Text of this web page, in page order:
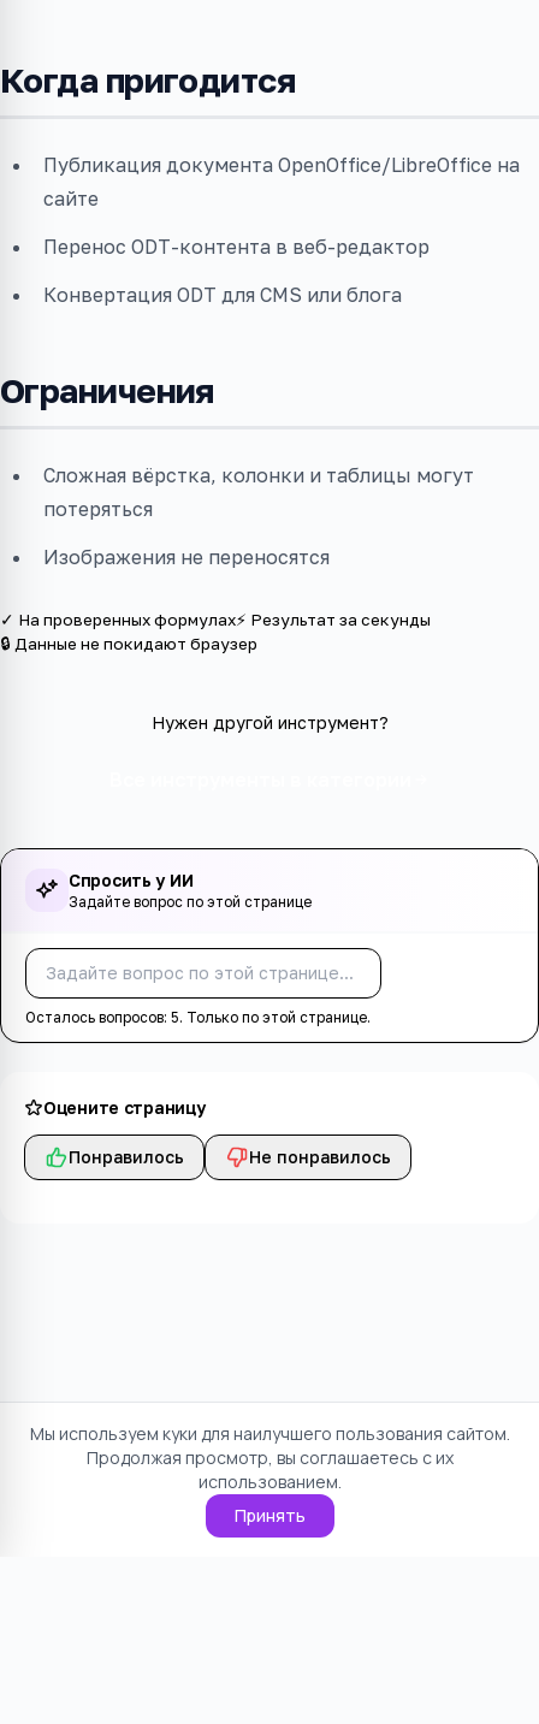
Когда пригодится
Публикация документа OpenOffice/LibreOffice на
сайте
Перенос ODT-контента в веб-редактор
Конвертация ODT для CMS или блога
Ограничения
Сложная вёрстка, колонки и таблицы могут
потеряться
Изображения не переносятся
✓ На проверенных формулах⚡ Результат за секунды
🔒 Данные не покидают браузер
Нужен другой инструмент?
Спросить у ИИ
Задайте вопрос по этой странице
Осталось вопросов: 5. Только по этой странице.
Оцените страницу
Понравилось Не понравилось
Мы используем куки для наилучшего пользования сайтом.
Продолжая просмотр, вы соглашаетесь с их
использованием.
Принять